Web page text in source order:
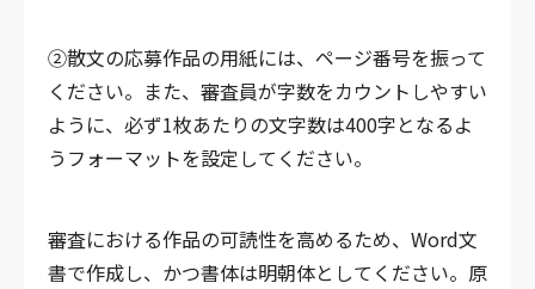
②散文の応募作品の用紙には、ページ番号を振って
ください。また、審査員が字数をカウントしやすい
ように、必ず1枚あたりの文字数は400字となるよ
うフォーマットを設定してください。
審査における作品の可読性を高めるため、Word文
書で作成し、かつ書体は明朝体としてください。原